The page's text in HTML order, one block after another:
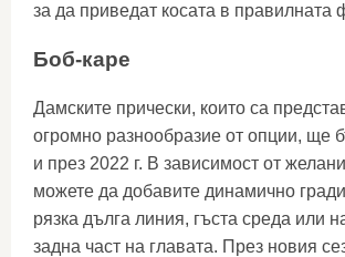
за да приведат косата в правилната
Боб-каре
Дамските прически, които са
огромно разнообразие от опции, ще
и през 2022 г. В зависимост от
можете да добавите динамично
рязка дълга линия, гъста среда или
задна част на главата. През новия